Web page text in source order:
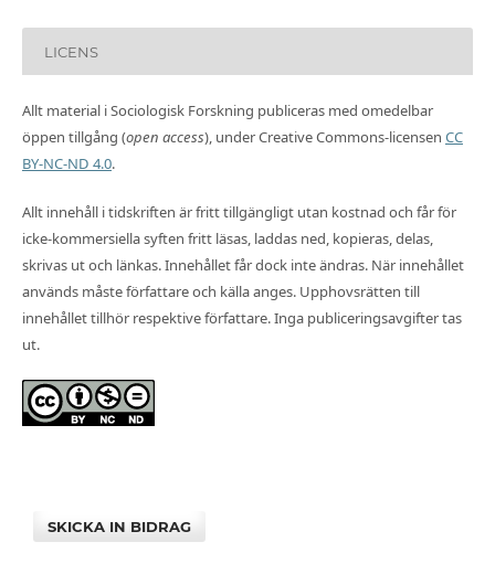
LICENS
Allt material i Sociologisk Forskning publiceras med omedelbar
öppen tillgång (open access), under Creative Commons-licensen CC
BY-NC-ND 4.0.
Allt innehåll i tidskriften är fritt tillgängligt utan kostnad och får för
icke-kommersiella syften fritt läsas, laddas ned, kopieras, delas,
skrivas ut och länkas. Innehållet får dock inte ändras. När innehållet
används måste författare och källa anges. Upphovsrätten till
innehållet tillhör respektive författare. Inga publiceringsavgifter tas
ut.
SKICKA IN BIDRAG